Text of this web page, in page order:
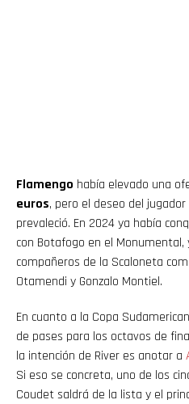
Flamengo había elevado una
euros, pero el deseo del
prevaleció. En 2024 ya había
con Botafogo en el
compañeros de la Scaloneta
Otamendi y Gonzalo Montiel.
En cuanto a la Copa
de pases para los octavos de
la intención de River es anotar a
Si eso se concreta, uno de los
Coudet saldrá de la lista y el